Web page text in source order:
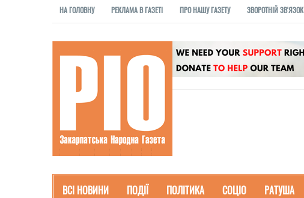
НА ГОЛОВНУ РЕКЛАМА В ГАЗЕТІ ПРО НАШУ ГАЗЕТУ ЗВОРОТНІЙ ЗВ'ЯЗОК
ВСІ НОВИНИ ПОДІЇ ПОЛІТИКА СОЦІО РАТУША